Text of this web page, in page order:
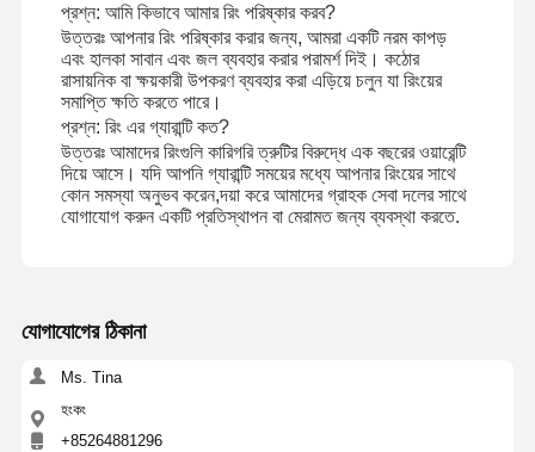
১৮ কে ডায়মন্ড রিং
১৮ কেটি সোনার আঙ্গুল
১৮ কিলোগ্রামের আস্তরণের নেকলেস
১৮ কিলোগ্রাম সোনার আঙুল
১৪ কে ডায়মন্ড ব্রেসলেট
প্রশ্ন: আমি কিভাবে আমার রিং পরিষ্কার করব?
উত্তরঃ আপনার রিং পরিষ্কার করার জন্য, আমরা একটি নরম কাপড়
এবং হালকা সাবান এবং জল ব্যবহার করার পরামর্শ দিই। কঠোর
রাসায়নিক বা ক্ষয়কারী উপকরণ ব্যবহার করা এড়িয়ে চলুন যা রিংয়ের
সমাপ্তি ক্ষতি করতে পারে।
প্রশ্ন: রিং এর গ্যারান্টি কত?
উত্তরঃ আমাদের রিংগুলি কারিগরি ত্রুটির বিরুদ্ধে এক বছরের ওয়ারেন্টি
দিয়ে আসে। যদি আপনি গ্যারান্টি সময়ের মধ্যে আপনার রিংয়ের সাথে
কোন সমস্যা অনুভব করেন,দয়া করে আমাদের গ্রাহক সেবা দলের সাথে
যোগাযোগ করুন একটি প্রতিস্থাপন বা মেরামত জন্য ব্যবস্থা করতে.
যোগাযোগের ঠিকানা
Ms. Tina
হংকং
+85264881296